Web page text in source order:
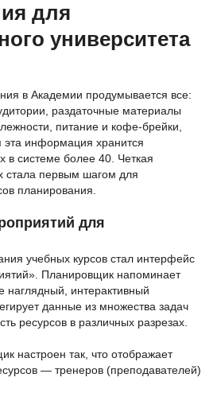
для
университета
в Академии продумывается все:
раздаточные материалы
питание и кофе-брейки,
эта информация хранится
в системе более 40. Четкая
стала первым шагом для
планирования.
для
учебных курсов стал интерфейс
Планировщик напоминает
наглядный, интерактивный
данные из множества задач
ресурсов в различных разрезах.
настроен так, что отображает
— тренеров (преподавателей)